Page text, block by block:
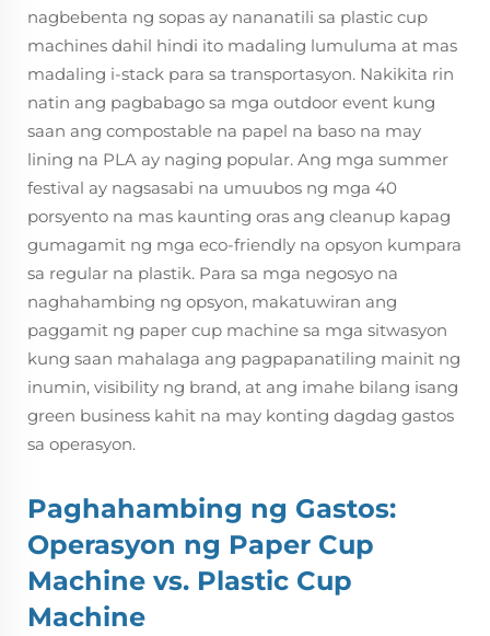
nagbebenta ng sopas ay nananatili sa plastic cup
machines dahil hindi ito madaling lumuluma at mas
madaling i-stack para sa transportasyon. Nakikita rin
natin ang pagbabago sa mga outdoor event kung
saan ang compostable na papel na baso na may
lining na PLA ay naging popular. Ang mga summer
festival ay nagsasabi na umuubos ng mga 40
porsyento na mas kaunting oras ang cleanup kapag
gumagamit ng mga eco-friendly na opsyon kumpara
sa regular na plastik. Para sa mga negosyo na
naghahambing ng opsyon, makatuwiran ang
paggamit ng paper cup machine sa mga sitwasyon
kung saan mahalaga ang pagpapanatiling mainit ng
inumin, visibility ng brand, at ang imahe bilang isang
green business kahit na may konting dagdag gastos
sa operasyon.
Paghahambing ng Gastos:
Operasyon ng Paper Cup
Machine vs. Plastic Cup
Machine